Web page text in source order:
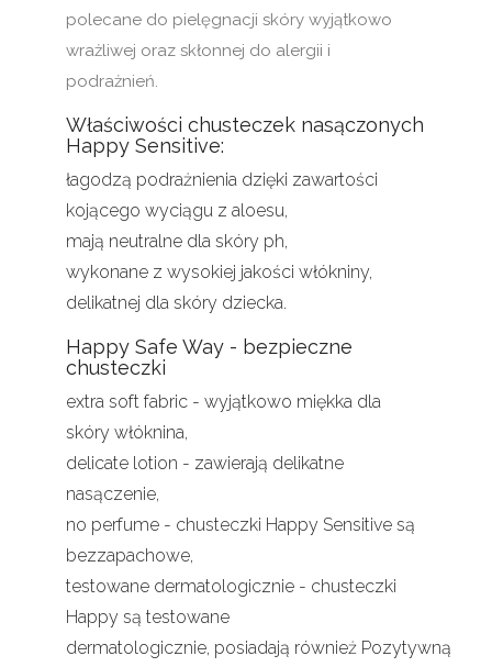
polecane do pielęgnacji skóry wyjątkowo
wrażliwej oraz skłonnej do alergii i
podrażnień.
Właściwości chusteczek nasączonych
Happy Sensitive:
łagodzą podrażnienia dzięki zawartości
kojącego wyciągu z aloesu,
mają neutralne dla skóry ph,
wykonane z wysokiej jakości włókniny,
delikatnej dla skóry dziecka.
Happy Safe Way - bezpieczne
chusteczki
extra soft fabric - wyjątkowo miękka dla
skóry włóknina,
delicate lotion - zawierają delikatne
nasączenie,
no perfume - chusteczki Happy Sensitive są
bezzapachowe,
testowane dermatologicznie - chusteczki
Happy są testowane
dermatologicznie, posiadają również Pozytywną